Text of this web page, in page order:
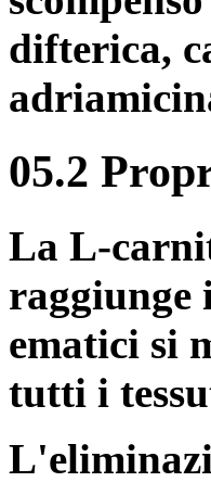
difterica,
05.2
La L-
raggiunge
ematici si
tutti i